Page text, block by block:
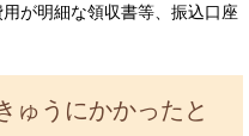
が明細な領収書等、振込口座
ゅうにかかったと